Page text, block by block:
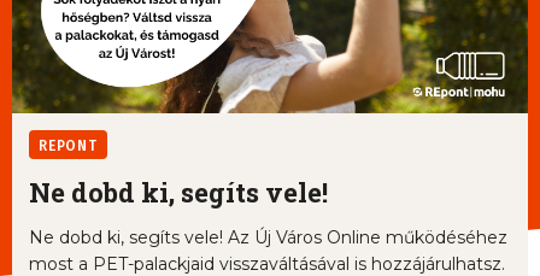
REPONT
Ne dobd ki, segíts vele!
Ne dobd ki, segíts vele! Az Új Város Online működéséhez
most a PET-palackjaid visszaváltásával is hozzájárulhatsz.